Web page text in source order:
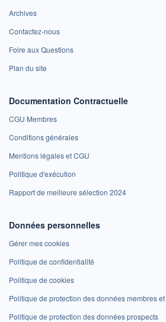
Archives
Contactez-nous
Foire aux Questions
Plan du site
Documentation Contractuelle
CGU Membres
Conditions générales
Mentions légales et CGU
Politique d'exécution
Rapport de meilleure sélection 2024
Données personnelles
Gérer mes cookies
Politique de confidentialité
Politique de cookies
Politique de protection des données membres
Politique de protection des données prospects